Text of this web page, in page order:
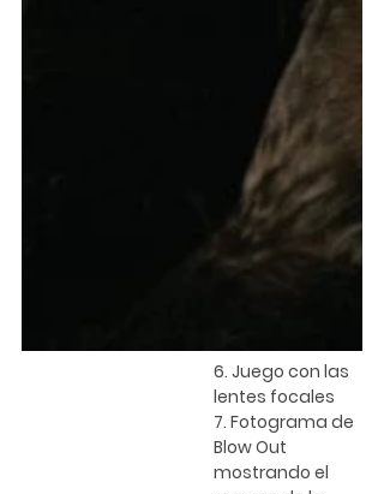
6. Juego con las
lentes focales
7. Fotograma de
Blow Out
mostrando el